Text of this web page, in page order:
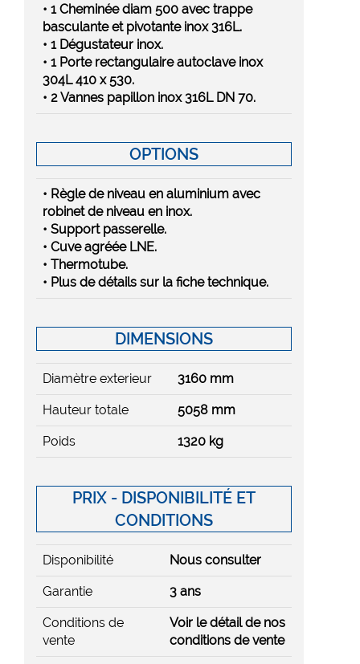
• 1 Cheminée diam 500 avec trappe
basculante et pivotante inox 316L.
• 1 Dégustateur inox.
• 1 Porte rectangulaire autoclave inox
304L 410 x 530.
• 2 Vannes papillon inox 316L DN 70.
OPTIONS
• Règle de niveau en aluminium avec
robinet de niveau en inox.
• Support passerelle.
• Cuve agréée LNE.
• Thermotube.
• Plus de détails sur la fiche technique.
DIMENSIONS
Diamètre exterieur 3160 mm
Hauteur totale 5058 mm
Poids 1320 kg
PRIX - DISPONIBILITÉ ET
CONDITIONS
Disponibilité Nous consulter
Garantie 3 ans
Conditions de
vente
Voir le détail de nos
conditions de vente